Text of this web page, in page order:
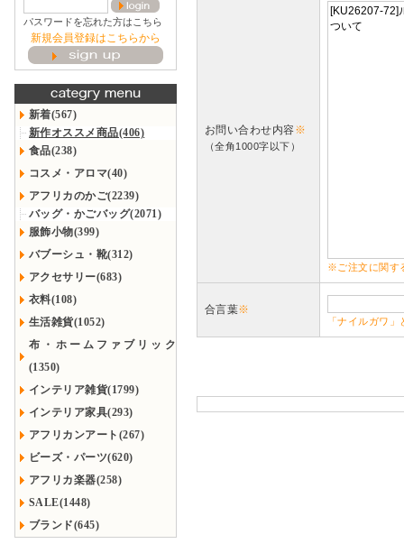
パスワードを忘れた方はこちら
新規会員登録はこちらから
新着(567)
新作オススメ商品(406)
食品(238)
コスメ・アロマ(40)
アフリカのかご(2239)
バッグ・かごバッグ(2071)
服飾小物(399)
バブーシュ・靴(312)
アクセサリー(683)
衣料(108)
生活雑貨(1052)
布・ホームファブリック
(1350)
インテリア雑貨(1799)
インテリア家具(293)
アフリカンアート(267)
ビーズ・パーツ(620)
アフリカ楽器(258)
SALE(1448)
ブランド(645)
お問い合わせ内容※
（全角1000字以下）
※ご注文に関す
合言葉※
「ナイルガワ